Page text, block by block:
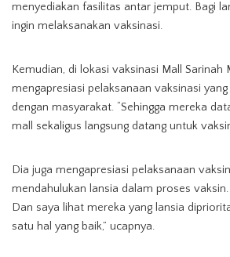
menyediakan fasilitas antar jemput. Bagi
ingin melaksanakan vaksinasi.
Kemudian, di lokasi vaksinasi Mall Sarinah
mengapresiasi pelaksanaan vaksinasi
dengan masyarakat. “Sehingga mereka
mall sekaligus langsung datang untuk
Dia juga mengapresiasi pelaksanaan
mendahulukan lansia dalam proses vaksin.
Dan saya lihat mereka yang lansia
satu hal yang baik,” ucapnya.